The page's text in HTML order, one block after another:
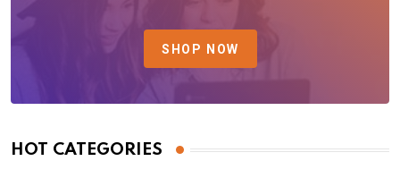
SHOP NOW
HOT CATEGORIES